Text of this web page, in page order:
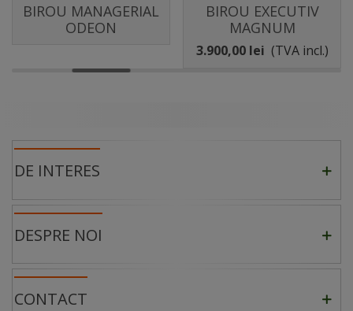
BIROU MANAGERIAL
ODEON
BIROU EXECUTIV
MAGNUM
3.900,00 lei (TVA incl.)
DE INTERES
DESPRE NOI
CONTACT